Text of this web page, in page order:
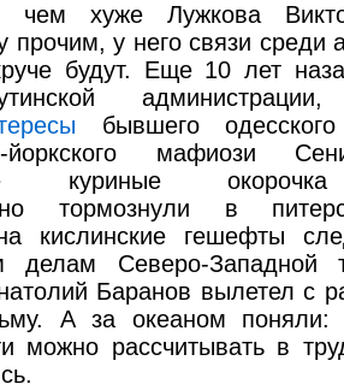
чем хуже Лужкова
у него связи среди
будут. Еще 10 лет
бывшего
йоркского мафиози
куриные
тормознули в
кислинские гешефты
Северо-Западной
Баранов вылетел с
А за океаном поняли:
можно рассчитывать в